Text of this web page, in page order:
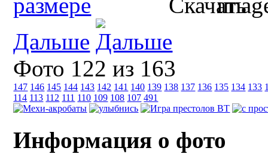
Дальше
Фото 122 из 163
147 146 145 144 143 142 141 140 139 138 137 136 135 134 133
114 113 112 111 110 109 108 107 491
Информация о фото